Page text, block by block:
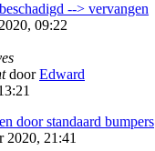
--> vervangen
09:22
doorEdward
door standaard bumpers
2020, 21:41